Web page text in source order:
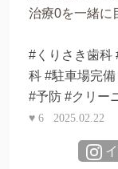
治療0を一緒に
#くりさき歯科
科 #駐車場完備
#予防 #クリー
♥ 6 2025.02.22